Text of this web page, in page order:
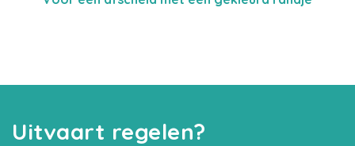
Uitvaart regelen?